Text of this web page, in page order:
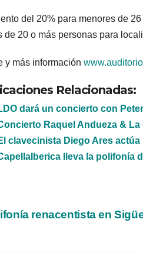
del 20% para menores de
de 20 o más personas para
y más información
Relacionadas:
dará un concierto con
Raquel Andueza &
clavecinista Diego Ares
lleva la polifonía
renacentista en